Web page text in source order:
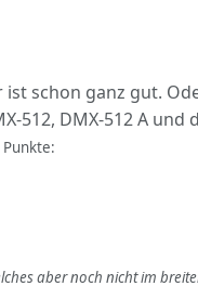
schon ganz gut.
512, DMX-512 A
aber noch nicht im